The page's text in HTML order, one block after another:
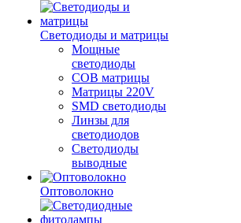
Светодиоды и матрицы
Мощные
светодиоды
COB матрицы
Матрицы 220V
SMD светодиоды
Линзы для
светодиодов
Светодиоды
выводные
Оптоволокно